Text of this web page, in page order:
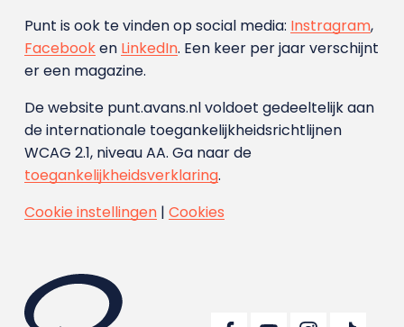
Punt is ook te vinden op social media: Instragram,
Facebooken LinkedIn. Een keer per jaar verschijnt
er een magazine.
De website punt.avans.nl voldoet gedeeltelijk aan
de internationale toegankelijkheidsrichtlijnen
WCAG 2.1, niveau AA. Ga naar de
toegankelijkheidsverklaring.
Cookie instellingen| Cookies